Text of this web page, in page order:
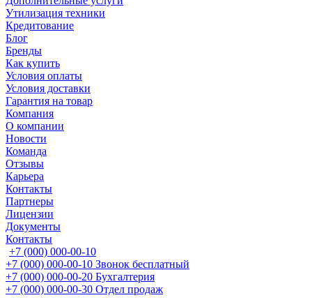
Утилизация техники
Кредитование
Блог
Бренды
Как купить
Условия оплаты
Условия доставки
Гарантия на товар
Компания
О компании
Новости
Команда
Отзывы
Карьера
Контакты
Партнеры
Лицензии
Документы
Контакты
+7 (000) 000-00-10
+7 (000) 000-00-10 Звонок бесплатный
+7 (000) 000-00-20 Бухгалтерия
+7 (000) 000-00-30 Отдел продаж